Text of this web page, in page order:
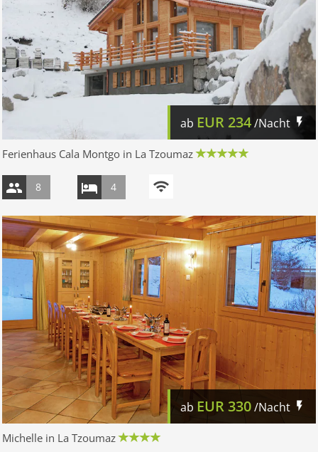
ab EUR 234/Nacht
Ferienhaus Cala Montgo in La Tzoumaz
8 4
ab EUR330/Nacht
Michelle in La Tzoumaz